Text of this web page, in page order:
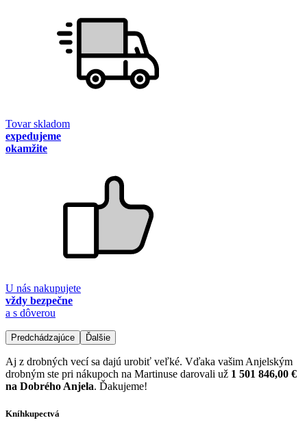
Tovar skladom
expedujeme
okamžite
U nás nakupujete
vždy bezpečne
a s dôverou
Predchádzajúce Ďalšie
Aj z drobných vecí sa dajú urobiť veľké. Vďaka vašim Anjelským
drobným ste pri nákupoch na Martinuse darovali už 1 501 846,00 €
na Dobrého Anjela. Ďakujeme!
Kníhkupectvá